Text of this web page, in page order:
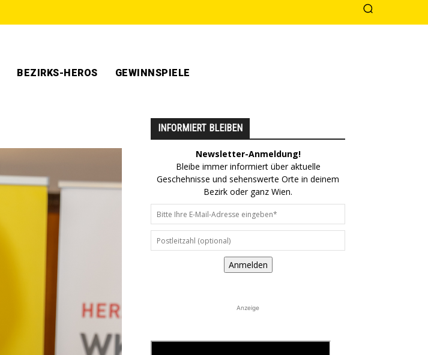
BEZIRKS-HEROS GEWINNSPIELE
INFORMIERT BLEIBEN
Newsletter-Anmeldung!
Bleibe immer informiert über aktuelle
Geschehnisse und sehenswerte Orte in deinem
Bezirk oder ganz Wien.
Anmelden
Anzeige